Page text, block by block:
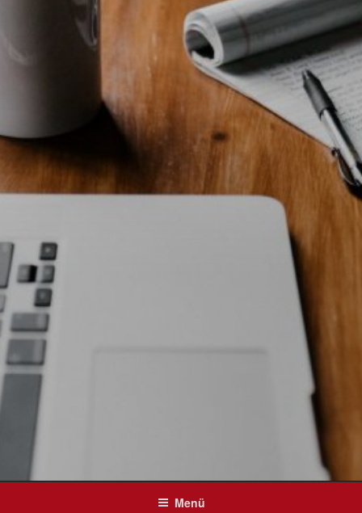
Menü